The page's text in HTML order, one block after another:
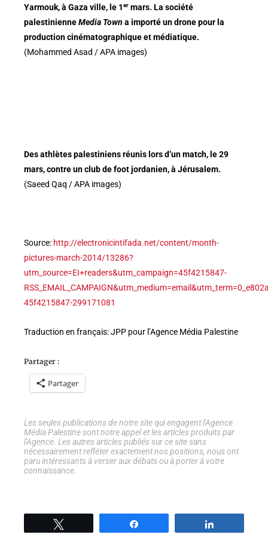
Yarmouk, à Gaza ville, le 1er mars. La société
palestinienneMedia Town a importé un drone pour la
production cinématographique et médiatique.
(Mohammed Asad / APA images)
Des athlètes palestiniens réunis lors d’un match, le 29
mars, contre un club de foot jordanien, à Jérusalem.
(Saeed Qaq / APA images)
Source: http://electronicintifada.net/content/month-
pictures-march-2014/13286?
utm_source=EI+readers&utm_campaign=45f4215847-
45f4215847-299171081
Traduction en français: JPP pour l’Agence Média Palestine
Partager :
Partager
Les seules publications de notre site qui engagent l'Agence
Média Palestine sont notre appel et les articles produits par
l'Agence. Les autres articles publiés sur ce site sans
nécessairement refléter exactement nos positions, nous ont
paru intéressants à verser aux débats ou à porter à votre
connaissance.